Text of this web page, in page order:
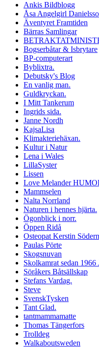
Ankis Bildblogg
Åsa Angelgirl
Äventyret Framtiden
Bärras Samlingar
Bogserbåtar & Isbrytare
BP-computerart
Byblixtra.
Debutsky's Blog
En vanlig man.
Guldkryckan.
I Mitt Tankerum
Ingrids sida.
Janne Nordh
KajsaLisa
Klimakteriehäxan.
Kultur i Natur
Lena i Wales
LillaSyster
Lissen
Love Melander
Mammselen
Nalta Norrland
Naturen i hennes hjärta.
Ögonblick i norr.
Öppen Ridå
Osteopat Kerstin
Paulas Pörte
Skogsnuvan
Skolkamrat sedan 1966
Söråkers Båtsällskap
Stefans Vardag.
Steve
SvenskTysken
Tant Glad.
tantmammamatte
Thomas Tängerfors
Trolldeg
Walkaboutsweden